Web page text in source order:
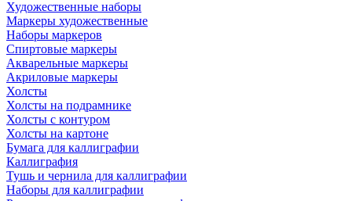
Художественные наборы
Маркеры художественные
Наборы маркеров
Спиртовые маркеры
Акварельные маркеры
Акриловые маркеры
Холсты
Холсты на подрамнике
Холсты с контуром
Холсты на картоне
Бумага для каллиграфии
Каллиграфия
Тушь и чернила для каллиграфии
Наборы для каллиграфии